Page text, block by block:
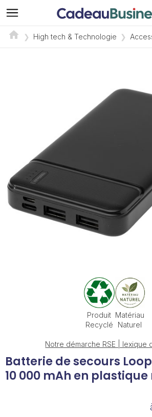
High tech & Technologie
Produit
Recyclé
Matériau
Naturel
Notre démarche RSE | lexique
Batterie de secours
10 000 mAh en